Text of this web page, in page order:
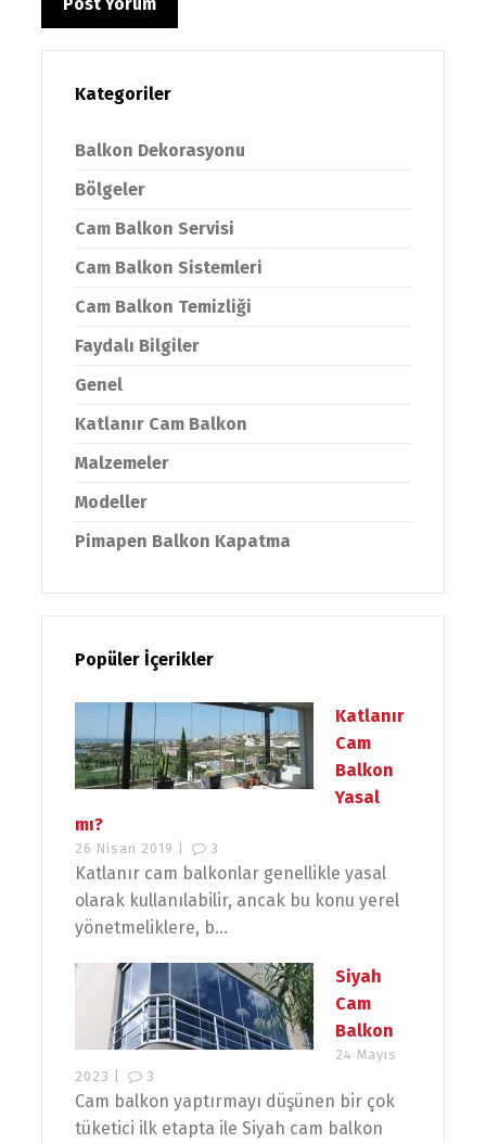
Kategoriler
Balkon Dekorasyonu
Bölgeler
Cam Balkon Servisi
Cam Balkon Sistemleri
Cam Balkon Temizliği
Faydalı Bilgiler
Genel
Katlanır Cam Balkon
Malzemeler
Modeller
Pimapen Balkon Kapatma
Popüler İçerikler
Katlanır
Cam
Balkon
Yasal
mı?
26 Nisan 2019 | 3
Katlanır cam balkonlar genellikle yasal
olarak kullanılabilir, ancak bu konu yerel
yönetmeliklere, b...
Siyah
Cam
Balkon
24 Mayıs
2023 |
3
Cam balkon yaptırmayı düşünen bir çok
tüketici ilk etapta ile Siyah cam balkon